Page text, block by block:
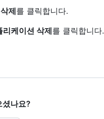
제를 클릭합니다.
케이션 삭제를 클릭합니다.
셨나요?